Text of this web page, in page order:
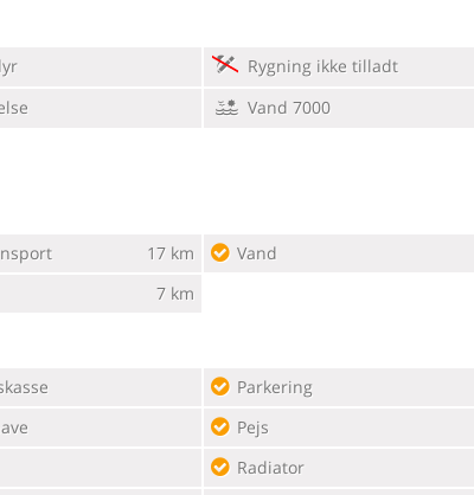
Rygning ikke tilladt
Vand 7000
17 km
7 km
Vand
Parkering
Pejs
Radiator